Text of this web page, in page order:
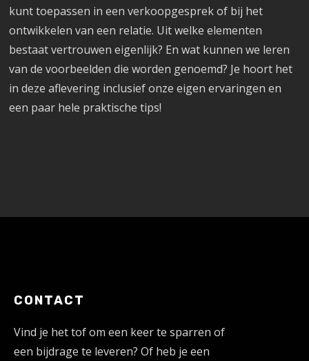
kunt toepassen in een verkoopgesprek of bij het
ontwikkelen van een relatie. Uit welke elementen
bestaat vertrouwen eigenlijk? En wat kunnen we leren
van de voorbeelden die worden genoemd? Je hoort het
in deze aflevering inclusief onze eigen ervaringen en
een paar hele praktische tips!
CONTACT
Vind je het tof om een keer te sparren of
een bijdrage te leveren? Of heb je een